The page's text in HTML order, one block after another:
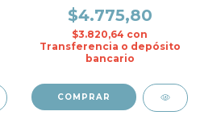
$4.775,80
$3.820,64 con
Transferencia o depósito
bancario